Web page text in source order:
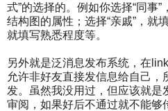
式”的选择的。例如你选择“同事
结构图的属性；选择“亲戚”，就
就填写熟悉程度等。
另外就是泛消息发布系统，在
允许非好友直接发信息给自己
发。虽然我没用过，但应该就是
审阅，如果好后不通过就不能够